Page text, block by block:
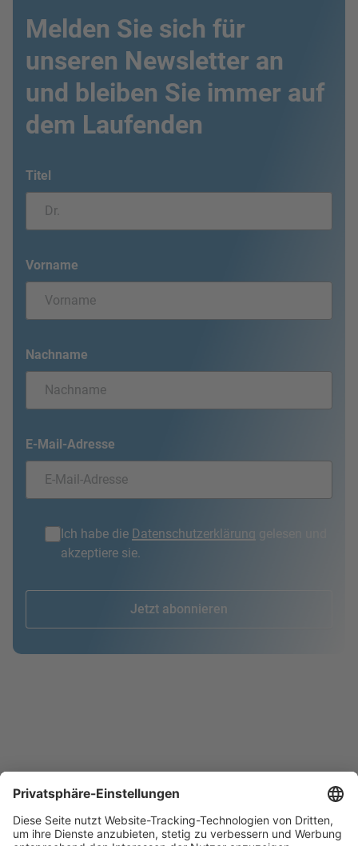
Melden Sie sich für
unseren Newsletter an
und bleiben Sie immer auf
dem Laufenden
Titel
Vorname
Nachname
E-Mail-Adresse
Ich habe die Datenschutzerklärung gelesen und
akzeptiere sie.
Jetzt abonnieren